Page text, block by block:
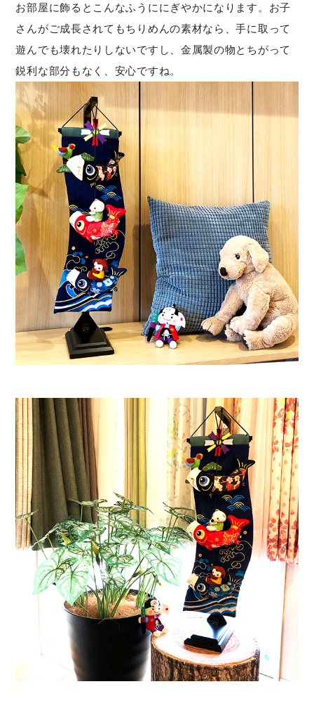
お部屋に飾るとこんなふうににぎやかになります。お子
さんがご成長されてもちりめんの素材なら、手に取って
遊んでも壊れたりしないですし、金属製の物とちがって
鋭利な部分もなく、安心ですね。